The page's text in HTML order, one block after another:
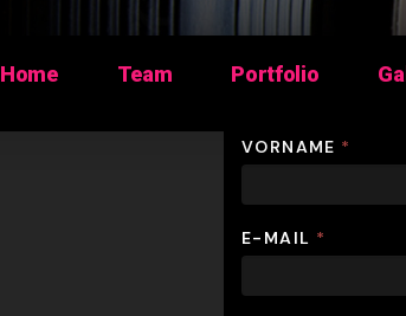
Home Team Portfolio
VORNAME *
E-MAIL *